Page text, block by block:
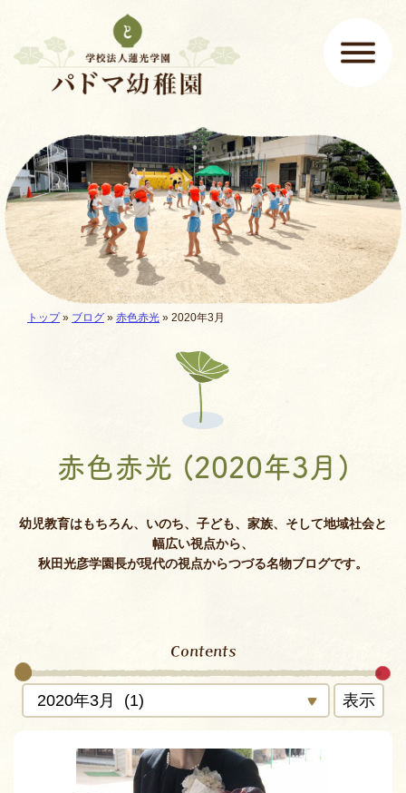
メインメニュー
ここから本文です。
現在地:
トップ» ブログ » 赤色赤光 » 2020年3月
赤色赤光 (2020年3月)
幼児教育はもちろん、いのち、子ども、家族、そして地域社会と
幅広い視点から、
秋田光彦学園長が現代の視点からつづる名物ブログです。
Contents
表示